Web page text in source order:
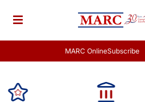
content
MARC OnlineSubscribe